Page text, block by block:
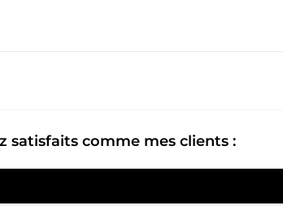
satisfaits comme mes clients :